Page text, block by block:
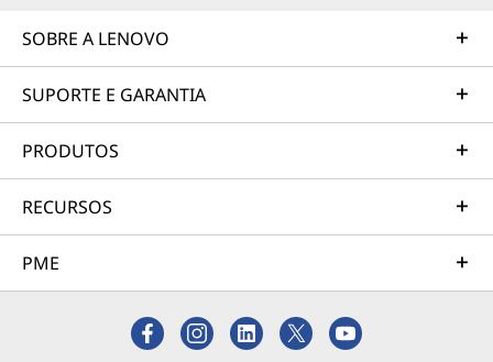
SOBRE A LENOVO
SUPORTE E GARANTIA
PRODUTOS
RECURSOS
PME